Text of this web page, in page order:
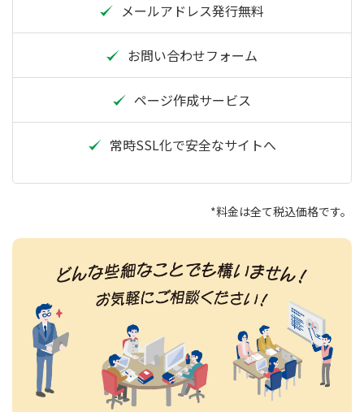
メールアドレス発行無料
お問い合わせフォーム
ページ作成サービス
常時SSL化で安全なサイトへ
*料金は全て税込価格です。